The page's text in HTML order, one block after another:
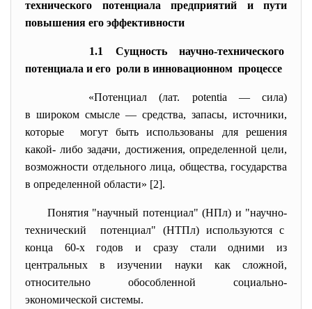
технического потенциала предприятий и пути
повышения его эффективности
1.1 Сущность научно-технического
потенциала и его роли в инновационном процессе
«Потенциал (лат. potentia — сила)
в широком смысле — средства, запасы, источники,
которые могут быть использованы для решения
какой- либо задачи, достижения, определенной цели,
возможности отдельного лица, общества, государства
в определенной области» [2].
Понятия "научный потенциал" (НПл) и "научно-
технический потенциал" (НТПл) используются с
конца 60-х годов и сразу стали одними из
центральных в изучении науки как сложной,
относительно обособленной социально-
экономической системы.